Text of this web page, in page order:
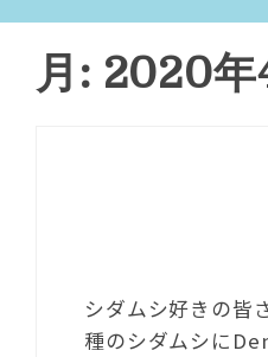
月: 2020年
シダムシ好きの皆
種のシダムシに